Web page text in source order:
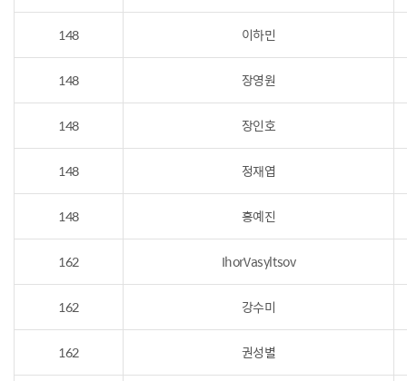
148 이하민
148 장영원
148 장인호
148 정재엽
148 홍예진
162 IhorVasyltsov
162 강수미
162 권성별